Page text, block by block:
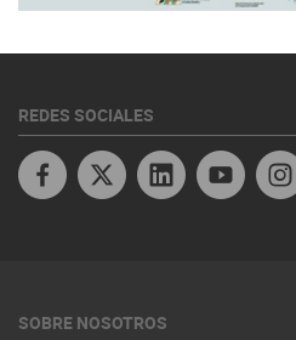
REDES SOCIALES
Facebook Linkedin
SOBRE NOSOTROS